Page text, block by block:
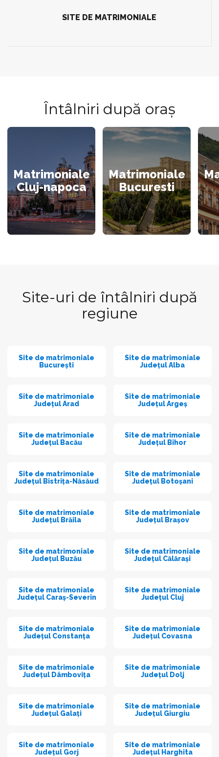
SITE DE MATRIMONIALE
Întâlniri după oraș
Matrimoniale
Cluj-napoca
Matrimoniale
Bucuresti
Site-uri de întâlniri după
regiune
Site de matrimoniale
București
Site de matrimoniale
Județul Alba
Site de matrimoniale
Județul Arad
Site de matrimoniale
Județul Argeș
Site de matrimoniale
Județul Bacău
Site de matrimoniale
Județul Bihor
Site de matrimoniale
Județul Bistrița-Năsăud
Site de matrimoniale
Județul Botoșani
Site de matrimoniale
Județul Brăila
Site de matrimoniale
Județul Brașov
Site de matrimoniale
Județul Buzău
Site de matrimoniale
Județul Călărași
Site de matrimoniale
Județul Caraș-Severin
Site de matrimoniale
Județul Cluj
Site de matrimoniale
Județul Constanța
Site de matrimoniale
Județul Covasna
Site de matrimoniale
Județul Dâmbovița
Site de matrimoniale
Județul Dolj
Site de matrimoniale
Județul Galați
Site de matrimoniale
Județul Giurgiu
Site de matrimoniale
Județul Gorj
Site de matrimoniale
Județul Harghita